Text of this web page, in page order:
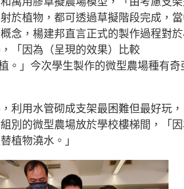
於植物，都可透過草擬階段完成，
念，楊建邦直言正式的製作過程對
「因為（呈現的效果）比較
。」今次學生製作的微型農場種有奇
利用水管砌成支架最困難但最好玩，
別的微型農場放於學校樓梯間，「
植物澆水。」